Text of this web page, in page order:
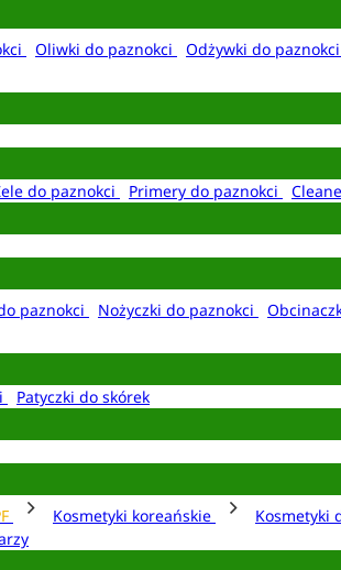
Oliwki do paznokci Odżywki do paznokci
do paznokci Primery do paznokci
paznokci Nożyczki do paznokci
Patyczki do skórek
Kosmetyki koreańskie Kosmetyki